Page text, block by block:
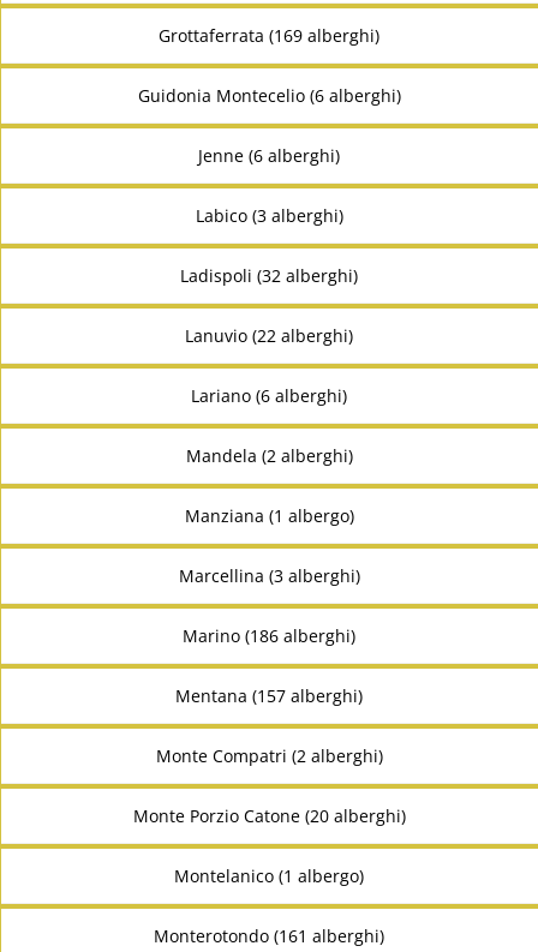
Grottaferrata (169 alberghi)
Guidonia Montecelio (6 alberghi)
Jenne (6 alberghi)
Labico (3 alberghi)
Ladispoli (32 alberghi)
Lanuvio (22 alberghi)
Lariano (6 alberghi)
Mandela (2 alberghi)
Manziana (1 albergo)
Marcellina (3 alberghi)
Marino (186 alberghi)
Mentana (157 alberghi)
Monte Compatri (2 alberghi)
Monte Porzio Catone (20 alberghi)
Montelanico (1 albergo)
Monterotondo (161 alberghi)